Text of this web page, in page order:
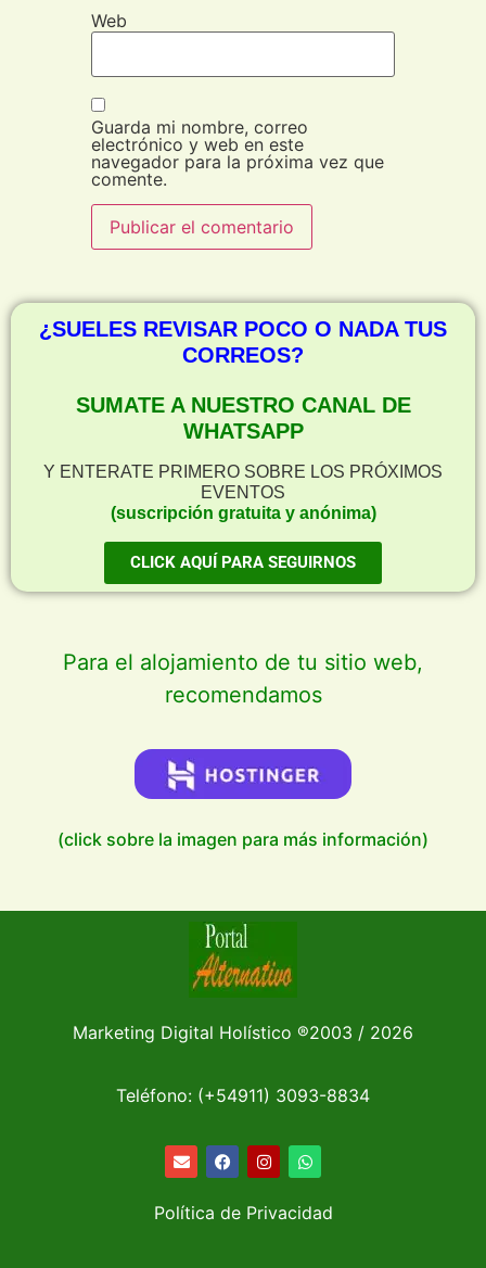
Web
Guarda mi nombre, correo
electrónico y web en este
navegador para la próxima vez que
comente.
¿SUELES REVISAR POCO O NADA TUS
CORREOS?
SUMATE A NUESTRO CANAL DE
WHATSAPP
Y ENTERATE PRIMERO SOBRE LOS PRÓXIMOS
EVENTOS
(suscripción gratuita y anónima)
CLICK AQUÍ PARA SEGUIRNOS
Para el alojamiento de tu sitio web,
recomendamos
(click sobre la imagen para más información)
Marketing Digital Holístico ®2003 / 2026
Teléfono: (+54911) 3093-8834
Política de Privacidad